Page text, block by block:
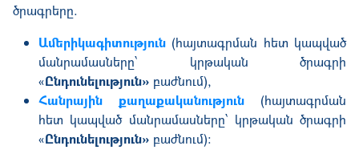
ծրագրերը.
Ամերիկագիտություն (հայտագրման հետ կապված
մանրամասները՝ կրթական ծրագրի
«Ընդունելություն» բաժնում),
Հանրային քաղաքականություն (հայտագրման
հետ կապված մանրամասները՝ կրթական ծրագրի
«Ընդունելություն» բաժնում)։